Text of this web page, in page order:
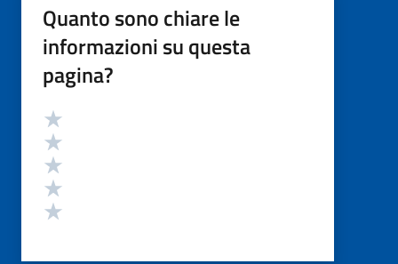
Quanto sono chiare le
informazioni su questa
pagina?
Valutazione